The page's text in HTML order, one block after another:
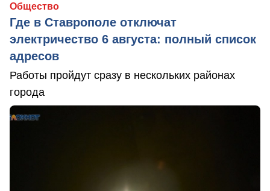
Общество
Где в Ставрополе отключат
электричество 6 августа: полный список
адресов
Работы пройдут сразу в нескольких районах
города